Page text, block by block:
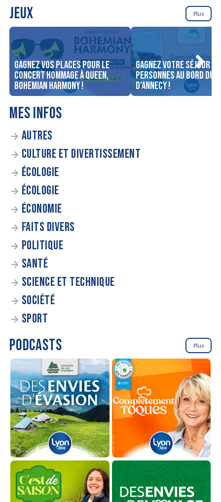
JEUX Plus
Gagnez vos places pour le
concert Hommage à Queen,
Bohemian Harmony !
Gagnez votre séjour
personnes au bord du
d’Annecy !
MES INFOS
AUTRES
CULTURE ET DIVERTISSEMENT
ÉCOLOGIE
ÉCOLOGIE
ÉCONOMIE
FAITS DIVERS
POLITIQUE
SANTÉ
SCIENCE ET TECHNIQUE
SOCIÉTÉ
SPORT
PODCASTS Plus